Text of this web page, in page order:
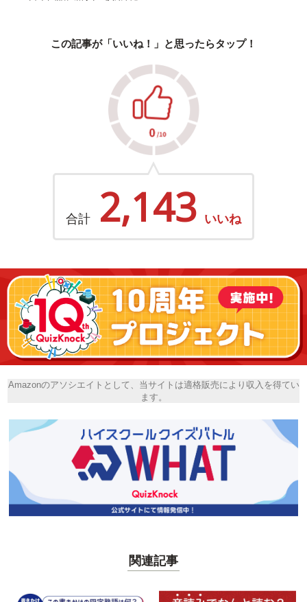
この記事が「いいね！」と思ったらタップ！
合計 2,143 いいね
Amazonのアソシエイトとして、当サイトは適格販売により収入を得てい
ます。
関連記事